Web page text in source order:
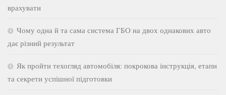
врахувати
Чому одна й та сама система ГБО на двох однакових авто
дає різний результат
Як пройти техогляд автомобіля: покрокова інструкція, етапи
та секрети успішної підготовки